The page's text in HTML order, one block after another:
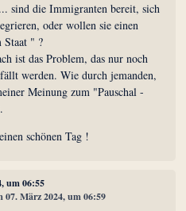
sind die Immigranten bereit, sich
oder wollen sie einen
Staat " ?
ist das Problem, das nur noch
werden. Wie durch jemanden,
Meinung zum "Pauschal -
schönen Tag !
um 06:55
07. März 2024, um 06:59